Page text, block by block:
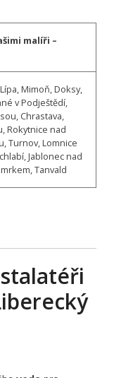
malíři –
Mimoň, Doksy,
v Podještědí,
Chrastava,
Rokytnice nad
Turnov, Lomnice
Jablonec nad
Tanvald